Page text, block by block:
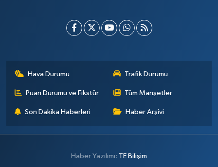
Hava Durumu Trafik Durumu
Puan Durumu ve Fikstür Tüm Manşetler
Son Dakika Haberleri Haber Arşivi
Haber Yazılımı: TE Bilişim